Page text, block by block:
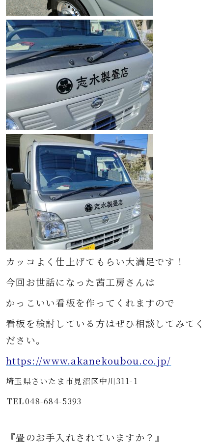
カッコよく仕上げてもらい大満足です！
今回お世話になった茜工房さんは
かっこいい看板を作ってくれますので
看板を検討している方はぜひ相談してみてく
ださい。
https://www.akanekoubou.co.jp/
埼玉県さいたま市見沼区中川311-1
TEL048-684-5393
『畳のお手入れされていますか？』